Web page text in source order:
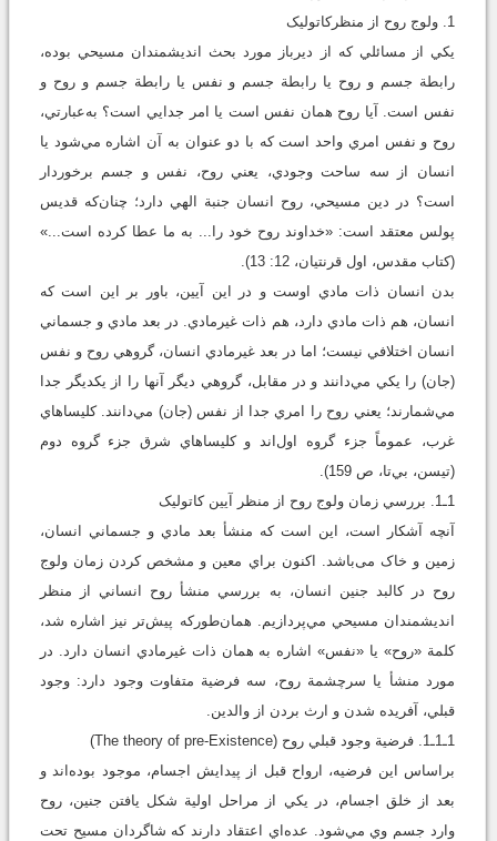
1. ولوج روح از منظرکاتوليک
يکي از مسائلي که از ديرباز مورد بحث انديشمندان مسيحي بوده،
رابطة جسم و روح يا رابطة جسم و نفس يا رابطة جسم و روح و
نفس است. آيا روح همان نفس است يا امر جدايي است؟ به‌عبارتي،
روح و نفس امري واحد است که با دو عنوان به آن اشاره مي‌شود يا
انسان از سه ساحت وجودي، يعني روح، نفس و جسم برخوردار
است؟ در دين مسيحي، روح انسان جنبة الهي دارد؛ چنان‌که قديس
پولس معتقد است: «خداوند روح خود را... به ما عطا کرده است...»
(کتاب مقدس، اول قرنتيان، 12: 13).
بدن انسان ذات مادي اوست و در اين آيين، باور بر اين است که
انسان، هم ذات مادي دارد، هم ذات غيرمادي. در بعد مادي و جسماني
انسان اختلافي نيست؛ اما در بعد غيرمادي انسان، گروهي روح و نفس
(جان) را يکي مي‌دانند و در مقابل، گروهي ديگر آنها را از يکديگر جدا
مي‌شمارند؛ يعني روح را امري جدا از نفس (جان) مي‌دانند. کليساهاي
غرب، عموماً جزء گروه اول‌اند و کليساهاي شرق جزء گروه دوم
(تيسن، بي‌تا، ص 159).
1ـ1. بررسي زمان ولوج روح از منظر آيين کاتوليک
آنچه آشکار است، اين است که منشأ بعد مادي و جسماني انسان،
زمين و خاک می‌باشد. اکنون براي معين و مشخص کردن زمان ولوج
روح در کالبد جنين انسان، به بررسي منشأ روح انساني از منظر
انديشمندان مسيحي مي‌پردازيم. همان‌طورکه پيش‌تر نيز اشاره شد،
کلمة «روح» يا «نفس» اشاره به همان ذات غيرمادي انسان دارد. در
مورد منشأ يا سرچشمة روح، سه فرضية متفاوت وجود دارد: وجود
قبلي، آفريده شدن و ارث بردن از والدين.
1ـ1ـ1. فرضية وجود قبلي روح (The theory of pre-Existence)
براساس اين فرضيه، ارواح‌ قبل از پيدايش اجسام، موجود بوده‌اند و
بعد از خلق اجسام، در يکي از مراحل اولية شکل يافتن جنين، روح
وارد جسم وي مي‌شود. عده‌اي اعتقاد دارند که شاگردان مسيح تحت